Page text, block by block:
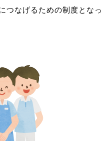
つなげるための制度となっ